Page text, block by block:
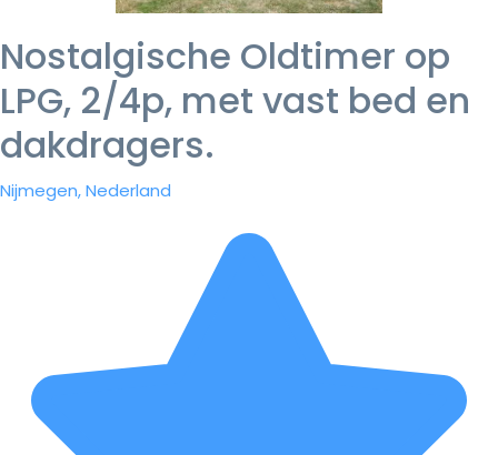
Nostalgische Oldtimer op
LPG, 2/4p, met vast bed en
dakdragers.
Nijmegen, Nederland